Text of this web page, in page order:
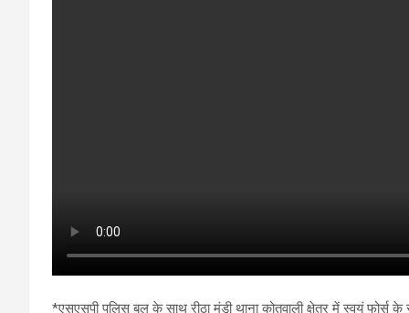
*एसएसपी पुलिस बल के साथ रीठा मंडी थाना कोतवाली क्षेत्र में स्वयं फोर्स